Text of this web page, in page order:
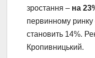
зростання – на
первинному ринку
становить 14%.
Кропивницький.